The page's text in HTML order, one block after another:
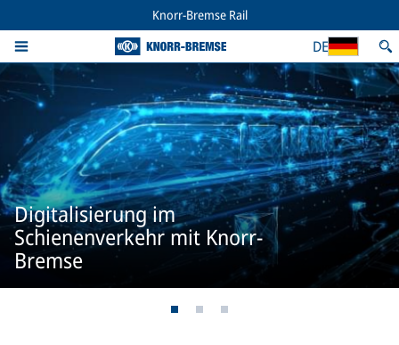
Knorr-Bremse Rail
DE
Digitalisierung im
Schienenverkehr mit Knorr-
Bremse